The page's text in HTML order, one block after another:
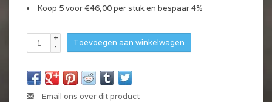
Koop 5 voor €46,00 per stuk en bespaar 4%
+
-
Toevoegen aan winkelwagen
Email ons over dit product